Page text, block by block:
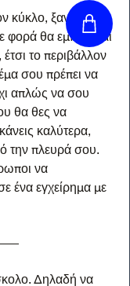
κύκλο, ξανά και
φορά θα εμπνέεσαι
το περιβάλλον
σου πρέπει να
απλώς να σου
θα θες να
καλύτερα,
την πλευρά σου.
να
ένα εγχείρημα με
Δηλαδή να